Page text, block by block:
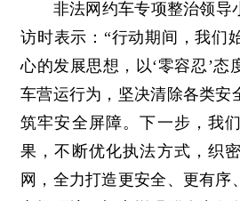
非法网约车专项整治领导
访时表示：“行动期间，我们
心的发展思想，以‘零容忍’态
车营运行为，坚决清除各类安
筑牢安全屏障。下一步，我
果，不断优化执法方式，织
网，全力打造更安全、更有序